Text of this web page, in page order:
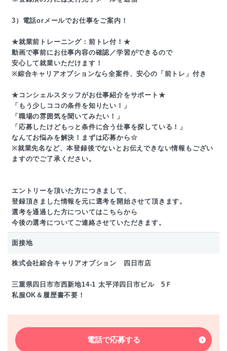
3）電話orメールでお仕事をご案内！
★就業前トレーニング：前トレ付！★
動画で事前にお仕事内容の確認／学習ができるので
安心して就業いただけます！
※綜合キャリアオプションなら全案件、安心の「前トレ」付き
★コンシェルスタッフがお仕事紹介をサポート★
「もう少しココの条件を知りたい！」
「職場の雰囲気を聞いてみたい！」
「応募したけどもっと条件に合う仕事を探している！」
なんてお悩みを解決！まずは応募から☆
※就業先名など、本登録後でないとお伝えできない情報もござい
ますのでご了承ください。
エントリーを頂いた方につきまして、
登録頂きました情報を元に選考を開始させて頂きます。
選考を通過した方についてはこちらから
今後の選考についてご連絡させていただきます。
面接地
株式会社綜合キャリアオプション 四日市店
三重県四日市市西新地14-1 太平洋四日市ビル 5Ｆ
私服OK＆履歴書不要！
電話で応募する